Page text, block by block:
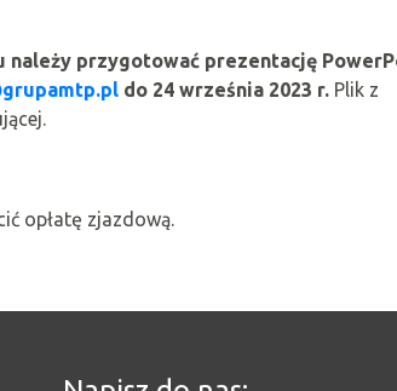
należy przygotować prezentację
do 24 września 2023 r. Plik z
opłatę zjazdową.